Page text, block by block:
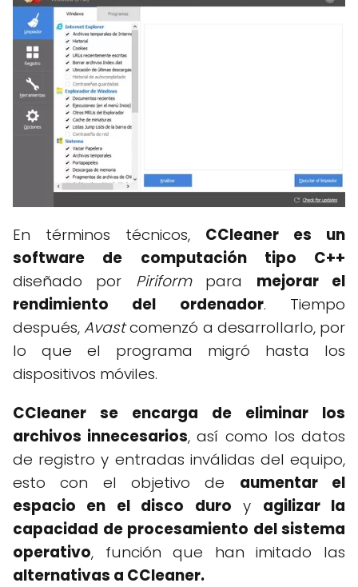
En términos técnicos, CCleaner es un
software de computación tipo C++
diseñado por Piriformpara mejorar el
rendimiento del ordenador. Tiempo
después,Avastcomenzó a desarrollarlo, por
lo que el programa migró hasta los
dispositivos móviles.
CCleaner se encarga de eliminar los
archivos innecesarios, así como los datos
de registro y entradas inválidas del equipo,
esto con el objetivo de aumentar el
espacio en el disco duro y agilizar la
capacidad de procesamiento del sistema
operativo, función que han imitado las
alternativas a CCleaner.